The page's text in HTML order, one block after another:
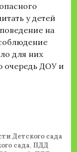
у детей
на
для них
очередь ДОУ и
движения»
Детского сада
сада, ПДД